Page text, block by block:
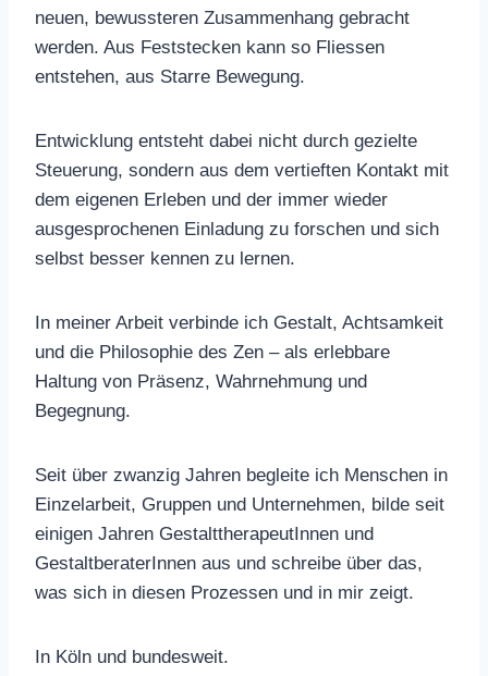
neuen, bewussteren Zusammenhang gebracht
werden. Aus Feststecken kann so Fliessen
entstehen, aus Starre Bewegung.
Entwicklung entsteht dabei nicht durch gezielte
Steuerung, sondern aus dem vertieften Kontakt mit
dem eigenen Erleben und der immer wieder
ausgesprochenen Einladung zu forschen und sich
selbst besser kennen zu lernen.
In meiner Arbeit verbinde ich Gestalt, Achtsamkeit
und die Philosophie des Zen – als erlebbare
Haltung von Präsenz, Wahrnehmung und
Begegnung.
Seit über zwanzig Jahren begleite ich Menschen in
Einzelarbeit, Gruppen und Unternehmen, bilde seit
einigen Jahren GestalttherapeutInnen und
GestaltberaterInnen aus und schreibe über das,
was sich in diesen Prozessen und in mir zeigt.
In Köln und bundesweit.